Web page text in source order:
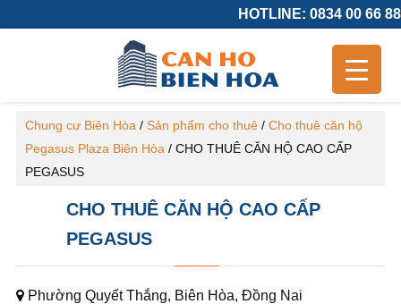
HOTLINE: 0834 00 66 88
Chung cư Biên Hòa / Sản phẩm cho thuê/ Cho thuê căn hộ
Pegasus Plaza Biên Hòa / CHO THUÊ CĂN HỘ CAO CẤP
PEGASUS
CHO THUÊ CĂN HỘ CAO CẤP
PEGASUS
Phường Quyết Thắng, Biên Hòa, Đồng Nai